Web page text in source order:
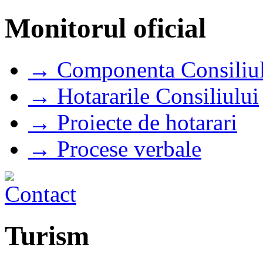
Monitorul oficial
→ Componenta
→ Hotararile Consiliului
→ Proiecte de hotarari
→ Procese verbale
Turism